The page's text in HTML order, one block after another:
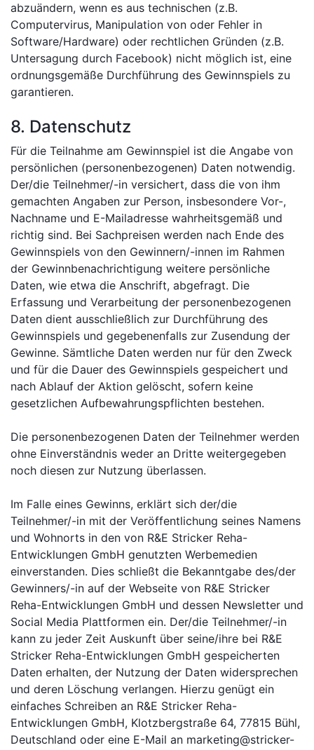
abzuändern, wenn es aus technischen (z.B.
Computervirus, Manipulation von oder Fehler in
Software/Hardware) oder rechtlichen Gründen (z.B.
Untersagung durch Facebook) nicht möglich ist, eine
ordnungsgemäße Durchführung des Gewinnspiels zu
garantieren.
8. Datenschutz
Für die Teilnahme am Gewinnspiel ist die Angabe von
persönlichen (personenbezogenen) Daten notwendig.
Der/die Teilnehmer/-in versichert, dass die von ihm
gemachten Angaben zur Person, insbesondere Vor-,
Nachname und E-Mailadresse wahrheitsgemäß und
richtig sind. Bei Sachpreisen werden nach Ende des
Gewinnspiels von den Gewinnern/-innen im Rahmen
der Gewinnbenachrichtigung weitere persönliche
Daten, wie etwa die Anschrift, abgefragt. Die
Erfassung und Verarbeitung der personenbezogenen
Daten dient ausschließlich zur Durchführung des
Gewinnspiels und gegebenenfalls zur Zusendung der
Gewinne. Sämtliche Daten werden nur für den Zweck
und für die Dauer des Gewinnspiels gespeichert und
nach Ablauf der Aktion gelöscht, sofern keine
gesetzlichen Aufbewahrungspflichten bestehen.
Die personenbezogenen Daten der Teilnehmer werden
ohne Einverständnis weder an Dritte weitergegeben
noch diesen zur Nutzung überlassen.
Im Falle eines Gewinns, erklärt sich der/die
Teilnehmer/-in mit der Veröffentlichung seines Namens
und Wohnorts in den von R&E Stricker Reha-
Entwicklungen GmbH genutzten Werbemedien
einverstanden. Dies schließt die Bekanntgabe des/der
Gewinners/-in auf der Webseite von R&E Stricker
Reha-Entwicklungen GmbH und dessen Newsletter und
Social Media Plattformen ein. Der/die Teilnehmer/-in
kann zu jeder Zeit Auskunft über seine/ihre bei R&E
Stricker Reha-Entwicklungen GmbH gespeicherten
Daten erhalten, der Nutzung der Daten widersprechen
und deren Löschung verlangen. Hierzu genügt ein
einfaches Schreiben an R&E Stricker Reha-
Entwicklungen GmbH, Klotzbergstraße 64, 77815 Bühl,
Deutschland oder eine E-Mail an marketing@stricker-